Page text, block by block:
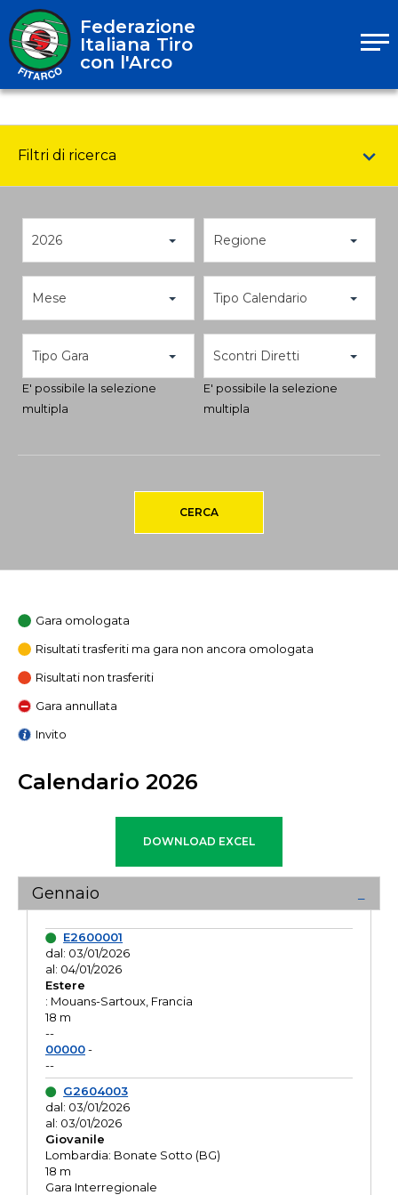
Federazione
Italiana Tiro
con l'Arco
Filtri di ricerca
2026 Regione
Mese Tipo Calendario
Tipo Gara
E' possibile la selezione
multipla
Scontri Diretti
E' possibile la selezione
multipla
CERCA
Gara omologata
Risultati trasferiti ma gara non ancora omologata
Risultati non trasferiti
Gara annullata
Invito
Calendario 2026
Gennaio
E2600001
dal: 03/01/2026
al: 04/01/2026
Estere
: Mouans-Sartoux, Francia
18 m
--
00000-
--
G2604003
dal: 03/01/2026
al: 03/01/2026
Giovanile
Lombardia: Bonate Sotto (BG)
18 m
Gara Interregionale